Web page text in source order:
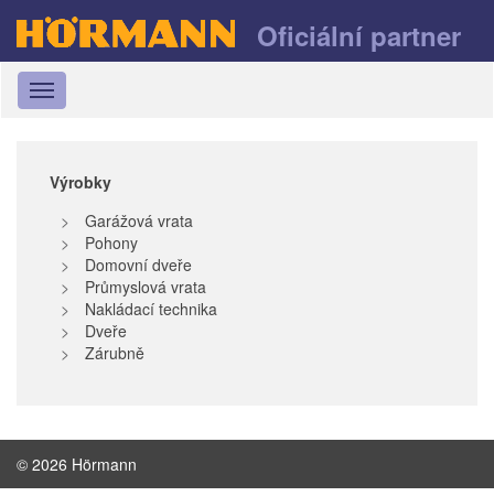
Oficiální partner
Toggle
Výrobky
Garážová vrata
Pohony
Domovní dveře
Průmyslová vrata
Nakládací technika
Dveře
Zárubně
© 2026 Hörmann